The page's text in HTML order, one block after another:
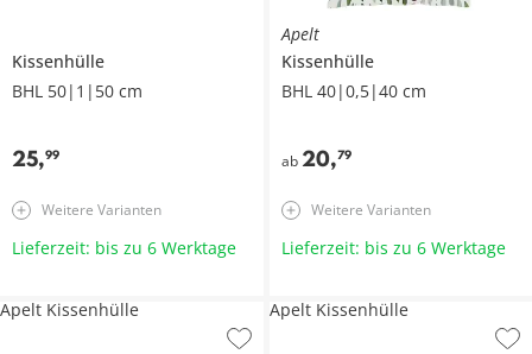
Kissenhülle
BHL 50|1|50 cm
25,99
Weitere Varianten
Lieferzeit: bis zu 6 Werktage
Apelt
Kissenhülle
BHL 40|0,5|40 cm
ab 20,79
Weitere Varianten
Lieferzeit: bis zu 6 Werktage
Apelt Kissenhülle Apelt Kissenhülle